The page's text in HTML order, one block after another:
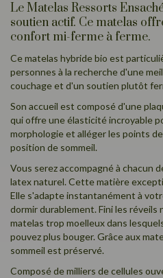
Le Matelas Ressorts
soutien actif. Ce matelas
confort mi-ferme à ferme.
Ce matelas hybride bio est
personnes à la recherche d'une
couchage et d'un soutien plutôt
Son accueil est composé d'une
qui offre une élasticité incroyable
morphologie et alléger les points
position de sommeil.
Vous serez accompagné à chacun
latex naturel. Cette matière
Elle s'adapte instantanément à
dormir durablement. Fini les réveils
matelas trop moelleux dans
pouvez plus bouger. Grâce aux
sommeil est préservé.
Composé de milliers de cellules